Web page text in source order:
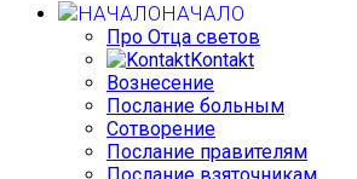
НАЧАЛО
Про Отца светов
Kontakt
Вознесение
Послание больным
Сотворение
Послание правителям